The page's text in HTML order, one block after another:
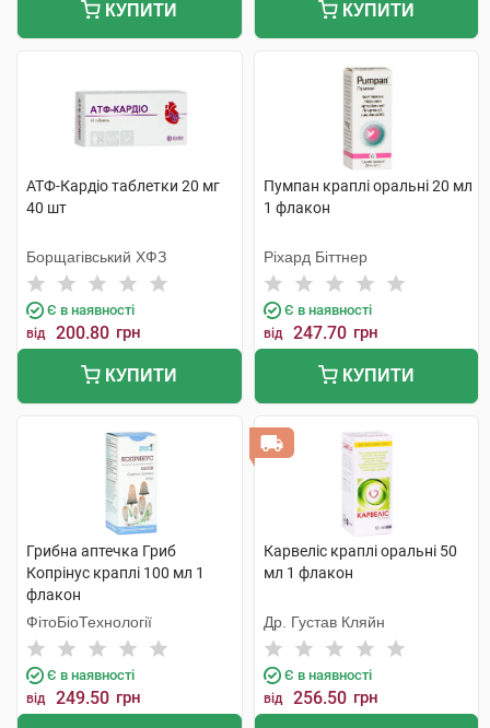
КУПИТИ КУПИТИ
АТФ-Кардіо таблетки 20 мг
40 шт
Борщагівський ХФЗ
Є в наявності
від 200.80 грн
КУПИТИ
Пумпан краплі оральні 20 мл
1 флакон
Ріхард Біттнер
Є в наявності
від 247.70 грн
КУПИТИ
Грибна аптечка Гриб
Копрінус краплі 100 мл 1
флакон
ФітоБіоТехнології
Є в наявності
від 249.50 грн
Карвеліс краплі оральні 50
мл 1 флакон
Др. Густав Кляйн
Є в наявності
від 256.50 грн